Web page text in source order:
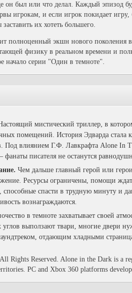
он был или что делал. Каждый эпизод
игрокам, и если игрок покидает игру,
их хотеть большего.
полноценный экшн нового поколения в
физику в реальном времени и
начало серии "Один в темноте".
мистический триллер, в
помещений. История Эдварда стала
Под влиянием Г.Ф. Лавкрафта Alone In
писателя не останутся
Чем дальше главный герой или
Ресурсы ограничены, помощи
спасти в трудную минуту и
вознаграждаются.
в темноте захватывает своей
выползают твари, многие двери
отдающим хладными
Rights Reserved. Alone in the Dark is a
PC and Xbox 360 platforms